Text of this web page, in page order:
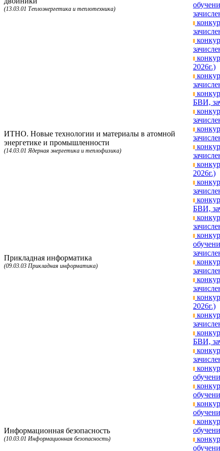
(13.03.01 Теплоэнергетика и теплотехника)
2026г.)
ИТНО. Новые технологии и материалы в атомной
энергетике и промышленности
(14.03.01 Ядерная энергетика и теплофизика)
БВИ,
2026г.)
Прикладная информатика
(09.03.03 Прикладная информатика)
БВИ,
2026г.)
Информационная безопасность
(10.03.01 Информационная безопасность)
БВИ,